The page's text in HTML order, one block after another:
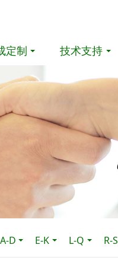
定制 技术支持
A-D E-K L-Q R-S